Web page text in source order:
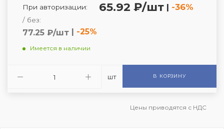
При авторизации: 65.92 ₽/шт | -36%
/ без:
77.25 ₽/шт | -25%
Имеется в наличии
шт В КОРЗИНУ
Цены приводятся с НДС